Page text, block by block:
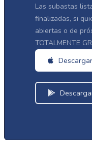
Las subastas
finalizadas, si
abiertas o de
TOTALMENTE